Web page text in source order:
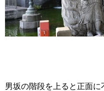
男坂の階段を上ると正面